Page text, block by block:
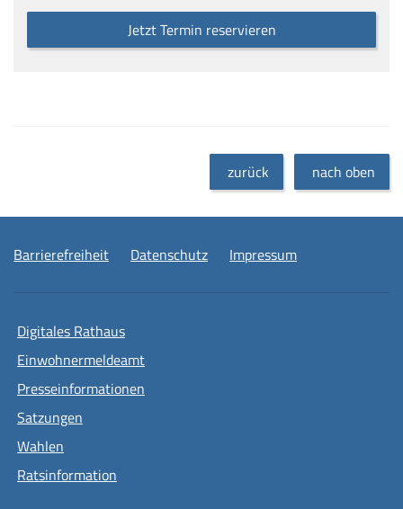
Jetzt Termin reservieren
zurück nach oben
Barrierefreiheit Datenschutz Impressum
Digitales Rathaus
Einwohnermeldeamt
Presseinformationen
Satzungen
Wahlen
Ratsinformation